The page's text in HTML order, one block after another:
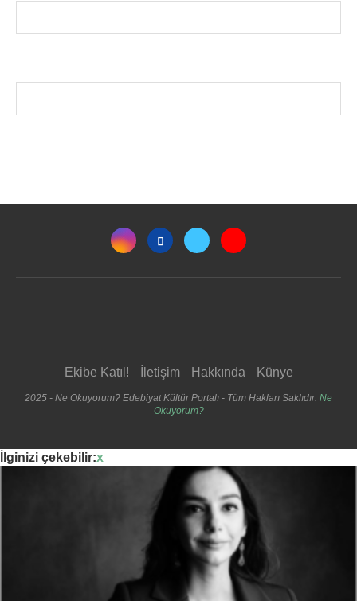
Ekibe Katıl! İletişim Hakkında Künye
2025 - Ne Okuyorum? Edebiyat Kültür Portalı - Tüm Hakları Saklıdır. Ne
Okuyorum?
İlginizi çekebilir:x